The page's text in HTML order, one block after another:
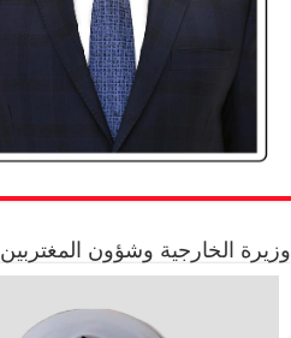
وزيرة الخارجية وشؤون المغتربين